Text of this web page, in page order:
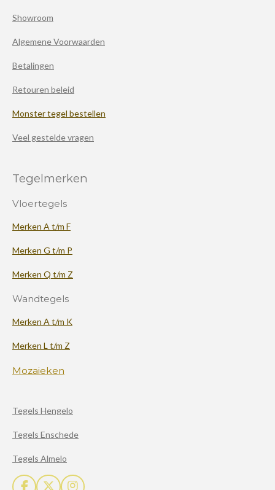
Showroom
Algemene Voorwaarden
Betalingen
Retouren beleid
Monster tegel bestellen
Veel gestelde vragen
Tegelmerken
Vloertegels
Merken A t/m F
Merken G t/m P
Merken Q t/m Z
Wandtegels
Merken A t/m K
Merken L t/m Z
Mozaieken
Tegels Hengelo
Tegels Enschede
Tegels Almelo